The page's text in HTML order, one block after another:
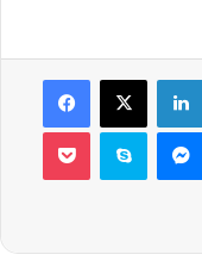
Facebook
X
Pocket Skype